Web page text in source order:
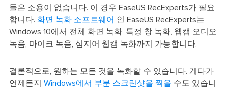
들은 소용이 없습니다. 이 경우 EaseUS RecExperts가 필요
합니다. 화면 녹화 소프트웨어 인 EaseUS RecExperts는
Windows 10에서 전체 화면 녹화, 특정 창 녹화, 웹캠 오디오
녹음, 마이크 녹음, 심지어 웹캠 녹화까지 가능합니다.
결론적으로, 원하는 모든 것을 녹화할 수 있습니다. 게다가
언제든지 Windows에서 부분 스크린샷을 찍을 수도 있습니